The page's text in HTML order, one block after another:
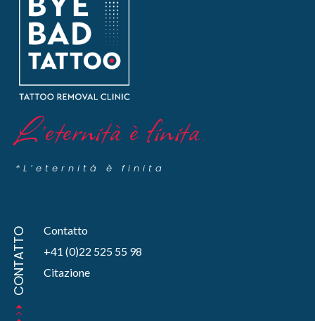
L’eternità è finita.
*L’eternità è finita
CONTATTO
Contatto
+41 (0)22 525 55 98
Citazione